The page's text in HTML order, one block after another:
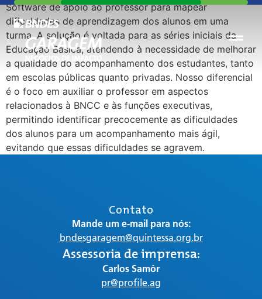
Software de apoio ao professor para mapear
dificuldades de aprendizagem dos alunos em uma
turma. A solução é voltada para as séries iniciais da
Educação Básica, atendendo à necessidade de melhorar
a qualidade do acompanhamento dos estudantes, tanto
em escolas públicas quanto privadas. Nosso diferencial
é o foco em auxiliar o professor em aspectos
relacionados à BNCC e às funções executivas,
permitindo identificar precocemente as dificuldades
dos alunos para um acompanhamento mais ágil,
evitando que essas dificuldades se agravem.
Contato
Mande um e-mail para nós:
bndesgaragem@quintessa.org.br
Assessoria de imprensa:
Carlos Samôr
pr@profile.ag